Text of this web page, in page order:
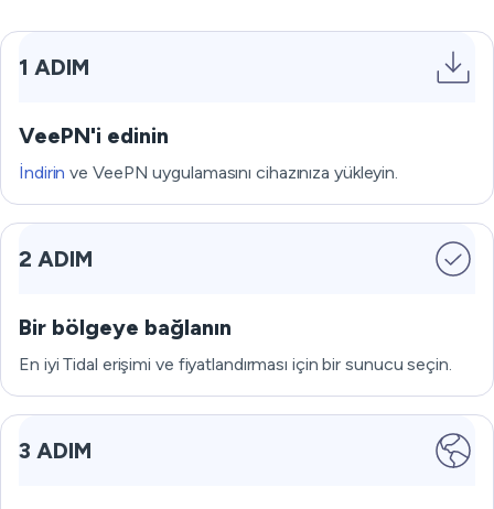
1 ADIM
VeePN'i edinin
İndirin ve VeePN uygulamasını cihazınıza yükleyin.
2 ADIM
Bir bölgeye bağlanın
En iyi Tidal erişimi ve fiyatlandırması için bir sunucu seçin.
3 ADIM